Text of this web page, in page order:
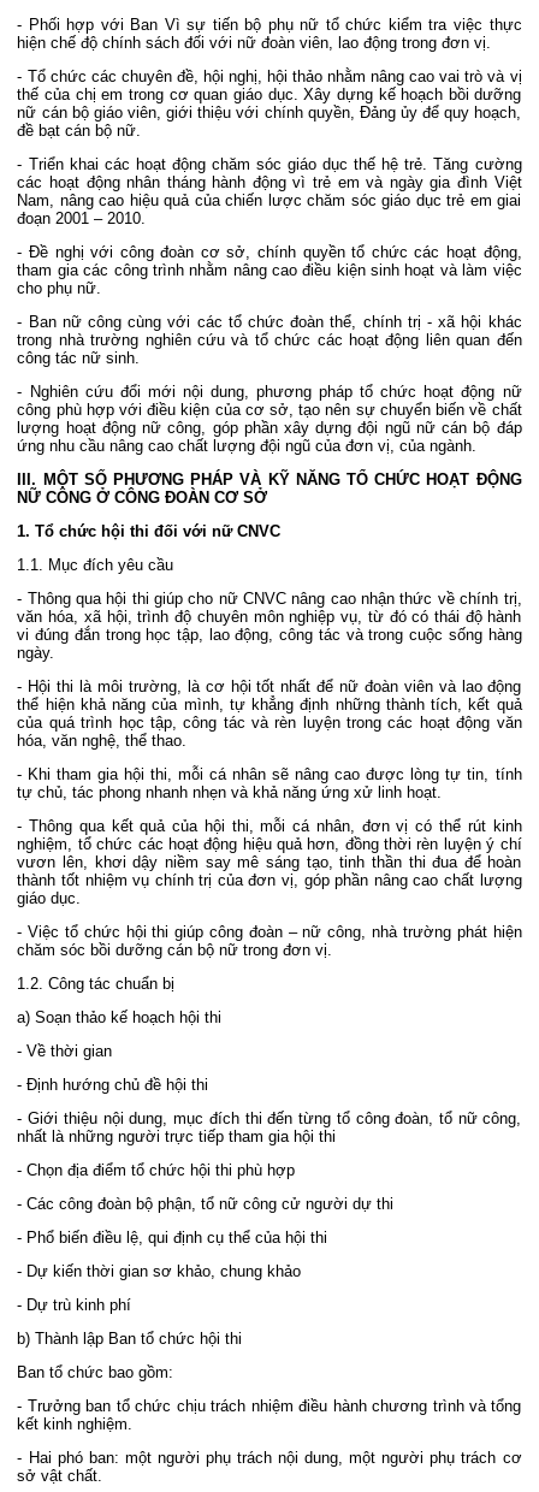
- Phối hợp với Ban Vì sự tiến bộ phụ nữ tổ chức kiểm tra việc thực
hiện chế độ chính sách đối với nữ đoàn viên, lao động trong đơn vị.
- Tổ chức các chuyên đề, hội nghị, hội thảo nhằm nâng cao vai trò và vị
thế của chị em trong cơ quan giáo dục. Xây dựng kế hoạch bồi dưỡng
nữ cán bộ giáo viên, giới thiệu với chính quyền, Đảng ủy để quy hoạch,
đề bạt cán bộ nữ.
- Triển khai các hoạt động chăm sóc giáo dục thế hệ trẻ. Tăng cường
các hoạt động nhân tháng hành động vì trẻ em và ngày gia đình Việt
Nam, nâng cao hiệu quả của chiến lược chăm sóc giáo dục trẻ em giai
đoạn 2001 – 2010.
- Đề nghị với công đoàn cơ sở, chính quyền tổ chức các hoạt động,
tham gia các công trình nhằm nâng cao điều kiện sinh hoạt và làm việc
cho phụ nữ.
- Ban nữ công cùng với các tổ chức đoàn thể, chính trị - xã hội khác
trong nhà trường nghiên cứu và tổ chức các hoạt động liên quan đến
công tác nữ sinh.
- Nghiên cứu đổi mới nội dung, phương pháp tổ chức hoạt động nữ
công phù hợp với điều kiện của cơ sở, tạo nên sự chuyển biến về chất
lượng hoạt động nữ công, góp phần xây dựng đội ngũ nữ cán bộ đáp
ứng nhu cầu nâng cao chất lượng đội ngũ của đơn vị, của ngành.
III. MỘT SỐ PHƯƠNG PHÁP VÀ KỸ NĂNG TỔ CHỨC HOẠT ĐỘNG
NỮ CÔNG Ở CÔNG ĐOÀN CƠ SỞ
1. Tổ chức hội thi đối với nữ CNVC
1.1. Mục đích yêu cầu
- Thông qua hội thi giúp cho nữ CNVC nâng cao nhận thức về chính trị,
văn hóa, xã hội, trình độ chuyên môn nghiệp vụ, từ đó có thái độ hành
vi đúng đắn trong học tập, lao động, công tác và trong cuộc sống hàng
ngày.
- Hội thi là môi trường, là cơ hội tốt nhất để nữ đoàn viên và lao động
thể hiện khả năng của mình, tự khẳng định những thành tích, kết quả
của quá trình học tập, công tác và rèn luyện trong các hoạt động văn
hóa, văn nghệ, thể thao.
- Khi tham gia hội thi, mỗi cá nhân sẽ nâng cao được lòng tự tin, tính
tự chủ, tác phong nhanh nhẹn và khả năng ứng xử linh hoạt.
- Thông qua kết quả của hội thi, mỗi cá nhân, đơn vị có thể rút kinh
nghiệm, tổ chức các hoạt động hiệu quả hơn, đồng thời rèn luyện ý chí
vươn lên, khơi dậy niềm say mê sáng tạo, tinh thần thi đua để hoàn
thành tốt nhiệm vụ chính trị của đơn vị, góp phần nâng cao chất lượng
giáo dục.
- Việc tổ chức hội thi giúp công đoàn – nữ công, nhà trường phát hiện
chăm sóc bồi dưỡng cán bộ nữ trong đơn vị.
1.2. Công tác chuẩn bị
a) Soạn thảo kế hoạch hội thi
- Về thời gian
- Định hướng chủ đề hội thi
- Giới thiệu nội dung, mục đích thi đến từng tổ công đoàn, tổ nữ công,
nhất là những người trực tiếp tham gia hội thi
- Chọn địa điểm tổ chức hội thi phù hợp
- Các công đoàn bộ phận, tổ nữ công cử người dự thi
- Phổ biến điều lệ, qui định cụ thể của hội thi
- Dự kiến thời gian sơ khảo, chung khảo
- Dự trù kinh phí
b) Thành lập Ban tổ chức hội thi
Ban tổ chức bao gồm:
- Trưởng ban tổ chức chịu trách nhiệm điều hành chương trình và tổng
kết kinh nghiệm.
- Hai phó ban: một người phụ trách nội dung, một người phụ trách cơ
sở vật chất.